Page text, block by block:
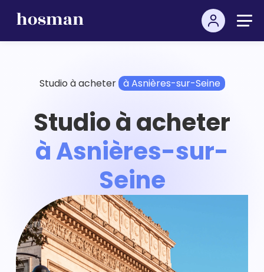
Studio à acheter à Asnières-sur-Seine
Studio à acheter
à Asnières-sur-
Seine